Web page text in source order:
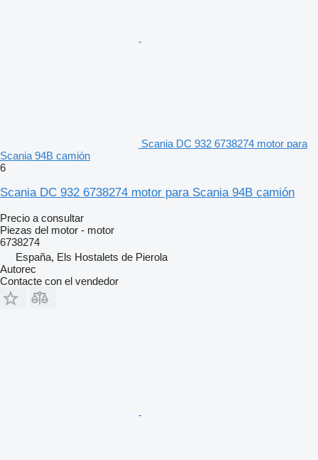
Scania DC 932 6738274 motor para
Scania 94B camión
6
Scania DC 932 6738274 motor para Scania 94B camión
Precio a consultar
Piezas del motor - motor
6738274
España, Els Hostalets de Pierola
Autorec
Contacte con el vendedor